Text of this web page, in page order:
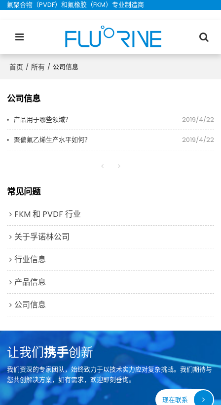
氟聚合物（PVDF）和氟橡胶（FKM）专业制造商
首页 / 所有 / 公司信息
公司信息
产品用于哪些领域？ 2019/4/22
聚偏氟乙烯生产水平如何？ 2019/4/22
常见问题
FKM 和 PVDF 行业
关于孚诺林公司
行业信息
产品信息
公司信息
让我们携手创新
我们资深的专家团队，始终致力于以技术实力应对复杂挑战。我们期待与
您共创解决方案，如有需求，欢迎即刻垂询。
现在联系